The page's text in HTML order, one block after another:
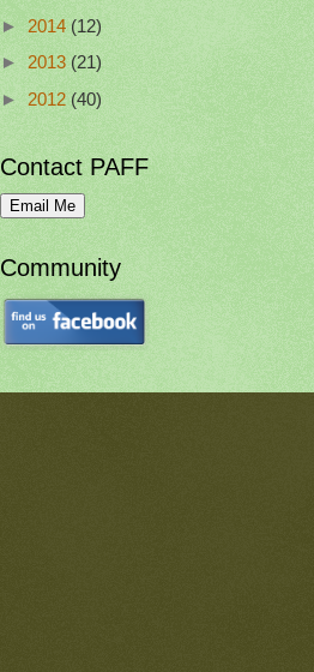
► 2014 (12)
► 2013 (21)
► 2012 (40)
Contact PAFF
Community